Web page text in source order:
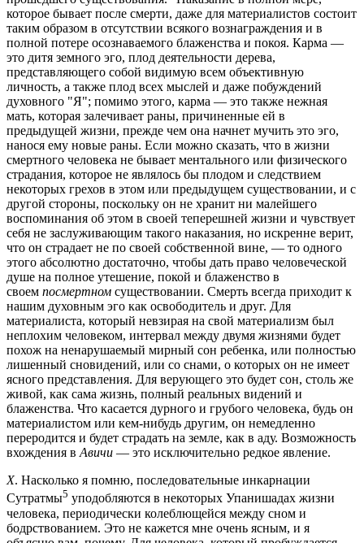
которое бывает после смерти, даже для материалистов состоит
таким образом в отсутствии всякого вознаграждения и в
полной потере осознаваемого блаженства и покоя. Карма —
это дитя земного эго, плод деятельности дерева,
представляющего собой видимую всем объективную
личность, а также плод всех мыслей и даже побуждений
духовного "Я"; помимо этого, карма — это также нежная
мать, которая залечивает раны, причиненные ей в
предыдущей жизни, прежде чем она начнет мучить это эго,
нанося ему новые раны. Если можно сказать, что в жизни
смертного человека не бывает ментального или физического
страдания, которое не являлось бы плодом и следствием
некоторых грехов в этом или предыдущем существовании, и с
другой стороны, поскольку он не хранит ни малейшего
воспоминания об этом в своей теперешней жизни и чувствует
себя не заслуживающим такого наказания, но искренне верит,
что он страдает не по своей собственной вине, — то одного
этого абсолютно достаточно, чтобы дать право человеческой
душе на полное утешение, покой и блаженство в
своем посмертном существовании. Смерть всегда приходит к
нашим духовным эго как освободитель и друг. Для
материалиста, который невзирая на свой материализм был
неплохим человеком, интервал между двумя жизнями будет
похож на ненарушаемый мирный сон ребенка, или полностью
лишенный сновидений, или со снами, о которых он не имеет
ясного представления. Для верующего это будет сон, столь же
живой, как сама жизнь, полный реальных видений и
блаженства. Что касается дурного и грубого человека, будь он
материалистом или кем-нибудь другим, он немедленно
переродится и будет страдать на земле, как в аду. Возможность
вхождения вАвичи — это исключительно редкое явление.
Х. Насколько я помню, последовательные инкарнации
Сутратмы5 уподобляются в некоторых Упанишадах жизни
человека, периодически колеблющейся между сном и
бодрствованием. Это не кажется мне очень ясным, и я